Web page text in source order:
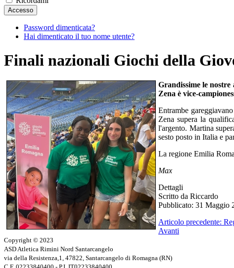
Accesso
Password dimenticata?
Hai dimenticato il tuo nome utente?
Finali nazionali Giochi della
Grandissime le nostre
Zena è vice-
Entrambe
Zena supera la
l'argento. Martina
sesto posto in Italia e
La regione Emilia
Max
Dettagli
Scritto da Riccardo
Pubblicato: 31 Maggio
Articolo precedente:
Avanti
Copyright © 2023
ASD Atletica Rimini Nord Santarcangelo
via della Resistenza,1, 47822, Santarcangelo di Romagna (RN)